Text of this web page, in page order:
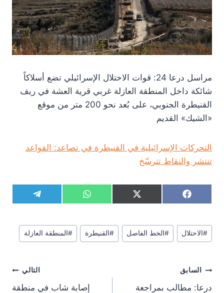
مراسل درعا 24: قوات الاحتلال الإسرائيلي تضع أسلاكاً
شائكة داخل المنطقة العازلة غربي قرية العشة في ريف
القنيطرة الجنوبي، على بُعد نحو 200 متر من موقع
«الشيك» القديم
التحركات الإسرائيلية في القنيطرة في تصاعد: القواعد
تنتشر والنقاط تترسّخ
S
h
r
e
o
F
a
e
b
o
S
h
r
e
o
X
(
w
i
t
S
h
r
e
o
W
h
t
s
A
S
h
r
e
o
T
e
e
g
r
وسوم
المقال:
#الاحتلال #الخط الفاصل #القنيطرة #المنطقة العازلة
تصفّح
المقالات
السابق
درعا: مطالب بمراجعة
التالي
إصابة شاب في منطقة